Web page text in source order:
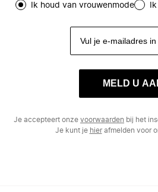
Ik houd van vrouwenmode
MELD U
Je accepteert onze voorwaarden bij het
Je kunt je hierafmelden voor